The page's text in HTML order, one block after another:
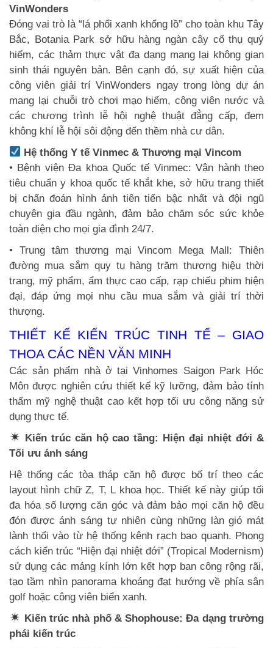
VinWonders
Đóng vai trò là “lá phổi xanh khổng lồ” cho toàn khu Tây
Bắc, Botania Park sở hữu hàng ngàn cây cổ thụ quý
hiếm, các thảm thực vật đa dạng mang lại không gian
sinh thái nguyên bản. Bên cạnh đó, sự xuất hiện của
công viên giải trí VinWonders ngay trong lòng dự án
mang lại chuỗi trò chơi mạo hiểm, công viên nước và
các chương trình lễ hội nghệ thuật đẳng cấp, đem
không khí lễ hội sôi động đến thềm nhà cư dân.
Hệ thống Y tế Vinmec & Thương mại Vincom
• Bệnh viện Đa khoa Quốc tế Vinmec: Vận hành theo
tiêu chuẩn y khoa quốc tế khắt khe, sở hữu trang thiết
bị chẩn đoán hình ảnh tiên tiến bậc nhất và đội ngũ
chuyên gia đầu ngành, đảm bảo chăm sóc sức khỏe
toàn diện cho mọi gia đình 24/7.
• Trung tâm thương mại Vincom Mega Mall: Thiên
đường mua sắm quy tụ hàng trăm thương hiệu thời
trang, mỹ phẩm, ẩm thực cao cấp, rạp chiếu phim hiện
đại, đáp ứng mọi nhu cầu mua sắm và giải trí thời
thượng.
THIẾT KẾ KIẾN TRÚC TINH TẾ – GIAO
THOA CÁC NỀN VĂN MINH
Các sản phẩm nhà ở tại Vinhomes Saigon Park Hóc
Môn được nghiên cứu thiết kế kỹ lưỡng, đảm bảo tính
thẩm mỹ nghệ thuật cao kết hợp tối ưu công năng sử
dụng thực tế.
Kiến trúc căn hộ cao tầng: Hiện đại nhiệt đới &
Tối ưu ánh sáng
Hệ thống các tòa tháp căn hộ được bố trí theo các
layout hình chữ Z, T, L khoa học. Thiết kế này giúp tối
đa hóa số lượng căn góc và đảm bảo mọi căn hộ đều
đón được ánh sáng tự nhiên cùng những làn gió mát
lành thổi vào từ hệ thống kênh rạch bao quanh. Phong
cách kiến trúc “Hiện đại nhiệt đới” (Tropical Modernism)
sử dụng các mảng kính lớn kết hợp ban công rộng rãi,
tạo tầm nhìn panorama khoáng đạt hướng về phía sân
golf hoặc công viên biển xanh.
Kiến trúc nhà phố & Shophouse: Đa dạng trường
phái kiến trúc